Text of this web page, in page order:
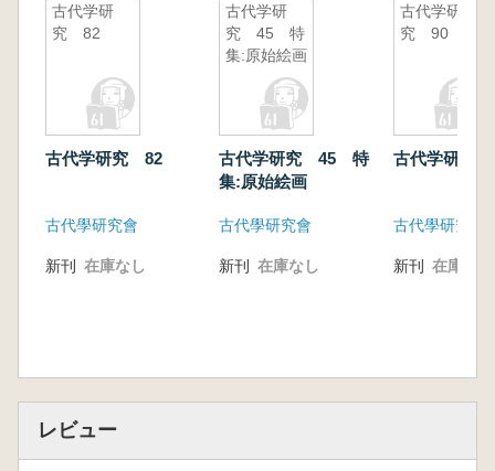
古代学研
究 82
古代学研究 82
古代學研究會
新刊 在庫なし
古代学研
究 45 特
集:原始絵画
古代学研究 45 特
集:原始絵画
古代學研究會
新刊 在庫なし
古代学研
究 90
古代学研究
古代學研究會
新刊 在庫なし
レビュー